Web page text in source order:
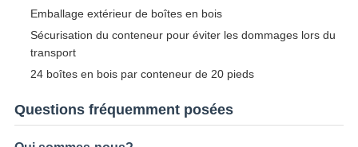
Emballage extérieur de boîtes en bois
Sécurisation du conteneur pour éviter les dommages lors du
transport
24 boîtes en bois par conteneur de 20 pieds
Questions fréquemment posées